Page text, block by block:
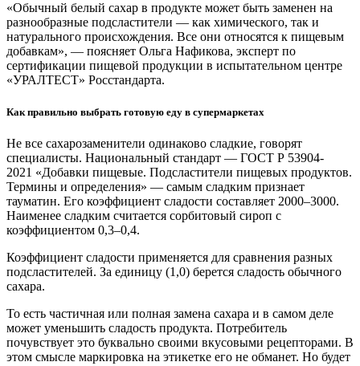
«Обычный белый сахар в продукте может быть заменен на
разнообразные подсластители — как химического, так и
натурального происхождения. Все они относятся к пищевым
добавкам», — поясняет Ольга Нафикова, эксперт по
сертификации пищевой продукции в испытательном центре
«УРАЛТЕСТ» Росстандарта.
Как правильно выбрать готовую еду в супермаркетах
Не все сахарозаменители одинаково сладкие, говорят
специалисты. Национальный стандарт — ГОСТ Р 53904-
2021 «Добавки пищевые. Подсластители пищевых продуктов.
Термины и определения» — самым сладким признает
тауматин. Его коэффициент сладости составляет 2000–3000.
Наименее сладким считается сорбитовый сироп с
коэффициентом 0,3–0,4.
Коэффициент сладости применяется для сравнения разных
подсластителей. За единицу (1,0) берется сладость обычного
сахара.
То есть частичная или полная замена сахара и в самом деле
может уменьшить сладость продукта. Потребитель
почувствует это буквально своими вкусовыми рецепторами. В
этом смысле маркировка на этикетке его не обманет. Но будет